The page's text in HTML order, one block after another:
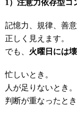
1 ）注意力依存型コ
記憶力、規律、善
正しく見えます。
でも、 火曜日には壊
忙しいとき。
人が足りないとき。
判断が重なったとき